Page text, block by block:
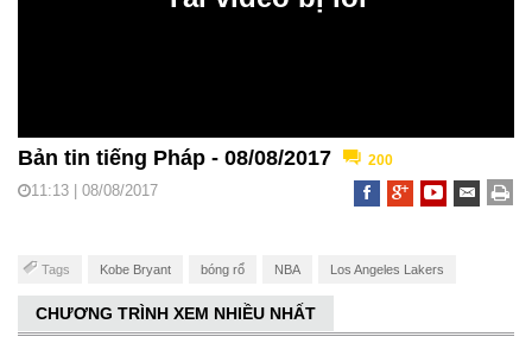
Bản tin tiếng Pháp - 08/08/2017 200
11:13 | 08/08/2017
Tags Kobe Bryant bóng rổ NBA Los Angeles Lakers
CHƯƠNG TRÌNH XEM NHIỀU NHẤT